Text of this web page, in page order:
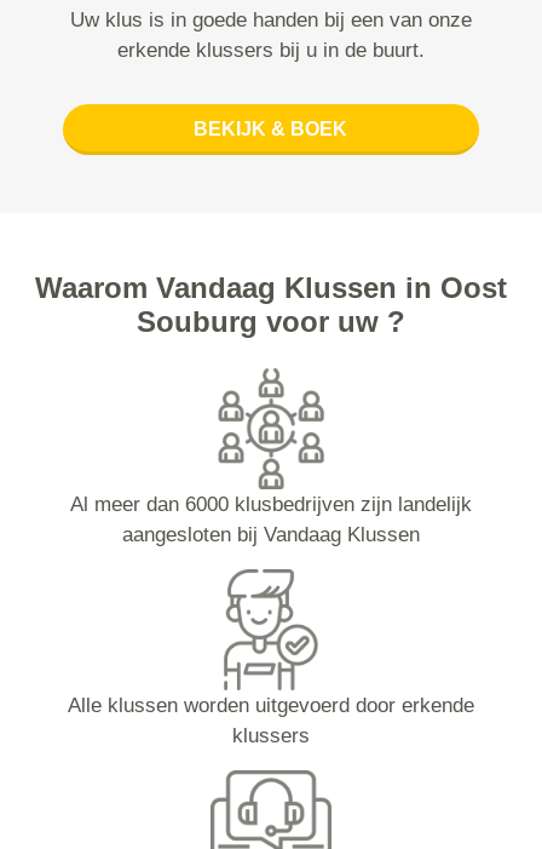
Uw klus is in goede handen bij een van onze
erkende klussers bij u in de buurt.
BEKIJK & BOEK
Waarom Vandaag Klussen in Oost
Souburg voor uw ?
Al meer dan 6000 klusbedrijven zijn landelijk
aangesloten bij Vandaag Klussen
Alle klussen worden uitgevoerd door erkende
klussers